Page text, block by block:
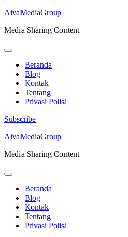
AivaMediaGroup
Media Sharing Content
Beranda
Blog
Kontak
Tentang
Privasi Polisi
Subscribe
Lompat
konten
Enter)
AivaMediaGroup
Media Sharing Content
Beranda
Blog
Kontak
Tentang
Privasi Polisi